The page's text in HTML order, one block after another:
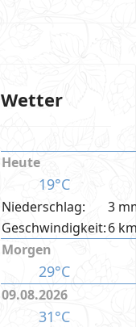
Wetter
Heute
19°C
Niederschlag:
3
Geschwindigkeit:6
Morgen
29°C
09.08.2026
31°C